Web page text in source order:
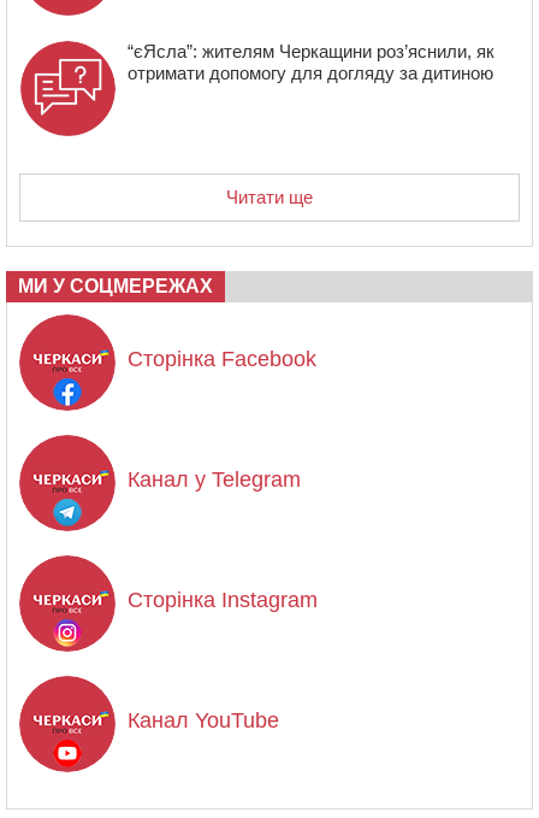
“єЯсла”: жителям Черкащини роз’яснили, як
отримати допомогу для догляду за дитиною
Читати ще
МИ У СОЦМЕРЕЖАХ
Сторінка Facebook
Канал у Telegram
Сторінка Instagram
Канал YouTube